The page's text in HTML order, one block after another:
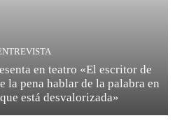
en teatro «El escritor de
la pena hablar de la palabra en
está desvalorizada»